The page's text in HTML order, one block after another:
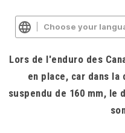
Choose your
Lors de l'enduro des
en place, car dans
suspendu de 160 mm, le